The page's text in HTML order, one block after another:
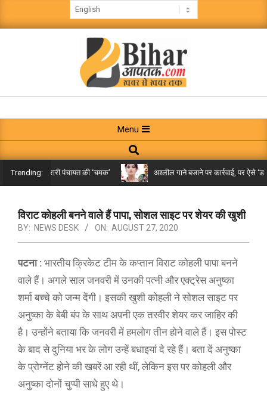
to
BIHAR
AAPTAK
Navigation
Menu
Menu
Search
Trending:
तक पहुंची गरारी पंचायत की ‘चमक’ अश्लील गाने बजाने पर कार्रवाई, पर ऐसे ‘डबल
विराट कोहली बनने वाले हैं पापा, सोशल साइट पर शेयर की खुशी
BY: NEWS DESK ON: AUGUST 27, 2020
पटना : भारतीय क्रिकेट टीम के कप्तान विराट कोहली पापा बनने
वाले हैं। अगले साल जनवरी में उनकी पत्नी और एक्ट्रेस अनुष्का
शर्मा बच्चे को जन्म देंगी। इसकी खुशी कोहली ने सोशल साइट पर
अनुष्का के बेबी बंप के साथ अपनी एक तस्वीर शेयर कर जाहिर की
है। उन्होंने बताया कि जनवरी में हमलोग तीन होने वाले हैं। इस पोस्ट
के बाद से दुनिया भर के लोग उन्हें बधाइयां दे रहे हैं। बता दें अनुष्का
के प्रोग्नेंट होने की खबरें आ रही थीं, लेकिन इस पर कोहली और
अनुष्का दोनों चुप्पी साधे हुए थे।